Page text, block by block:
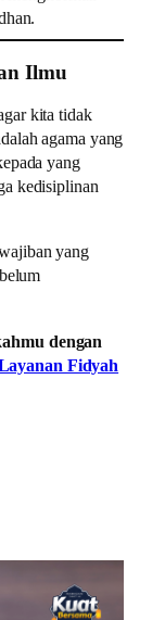
Ilmu
kita tidak
agama yang
yang
kedisiplinan
yang
dengan
Fidyah